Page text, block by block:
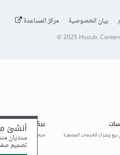
بيان الخصوصية مركز المساعدة
© 2025 Hsoub.